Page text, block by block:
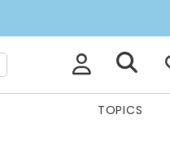
TOPICS